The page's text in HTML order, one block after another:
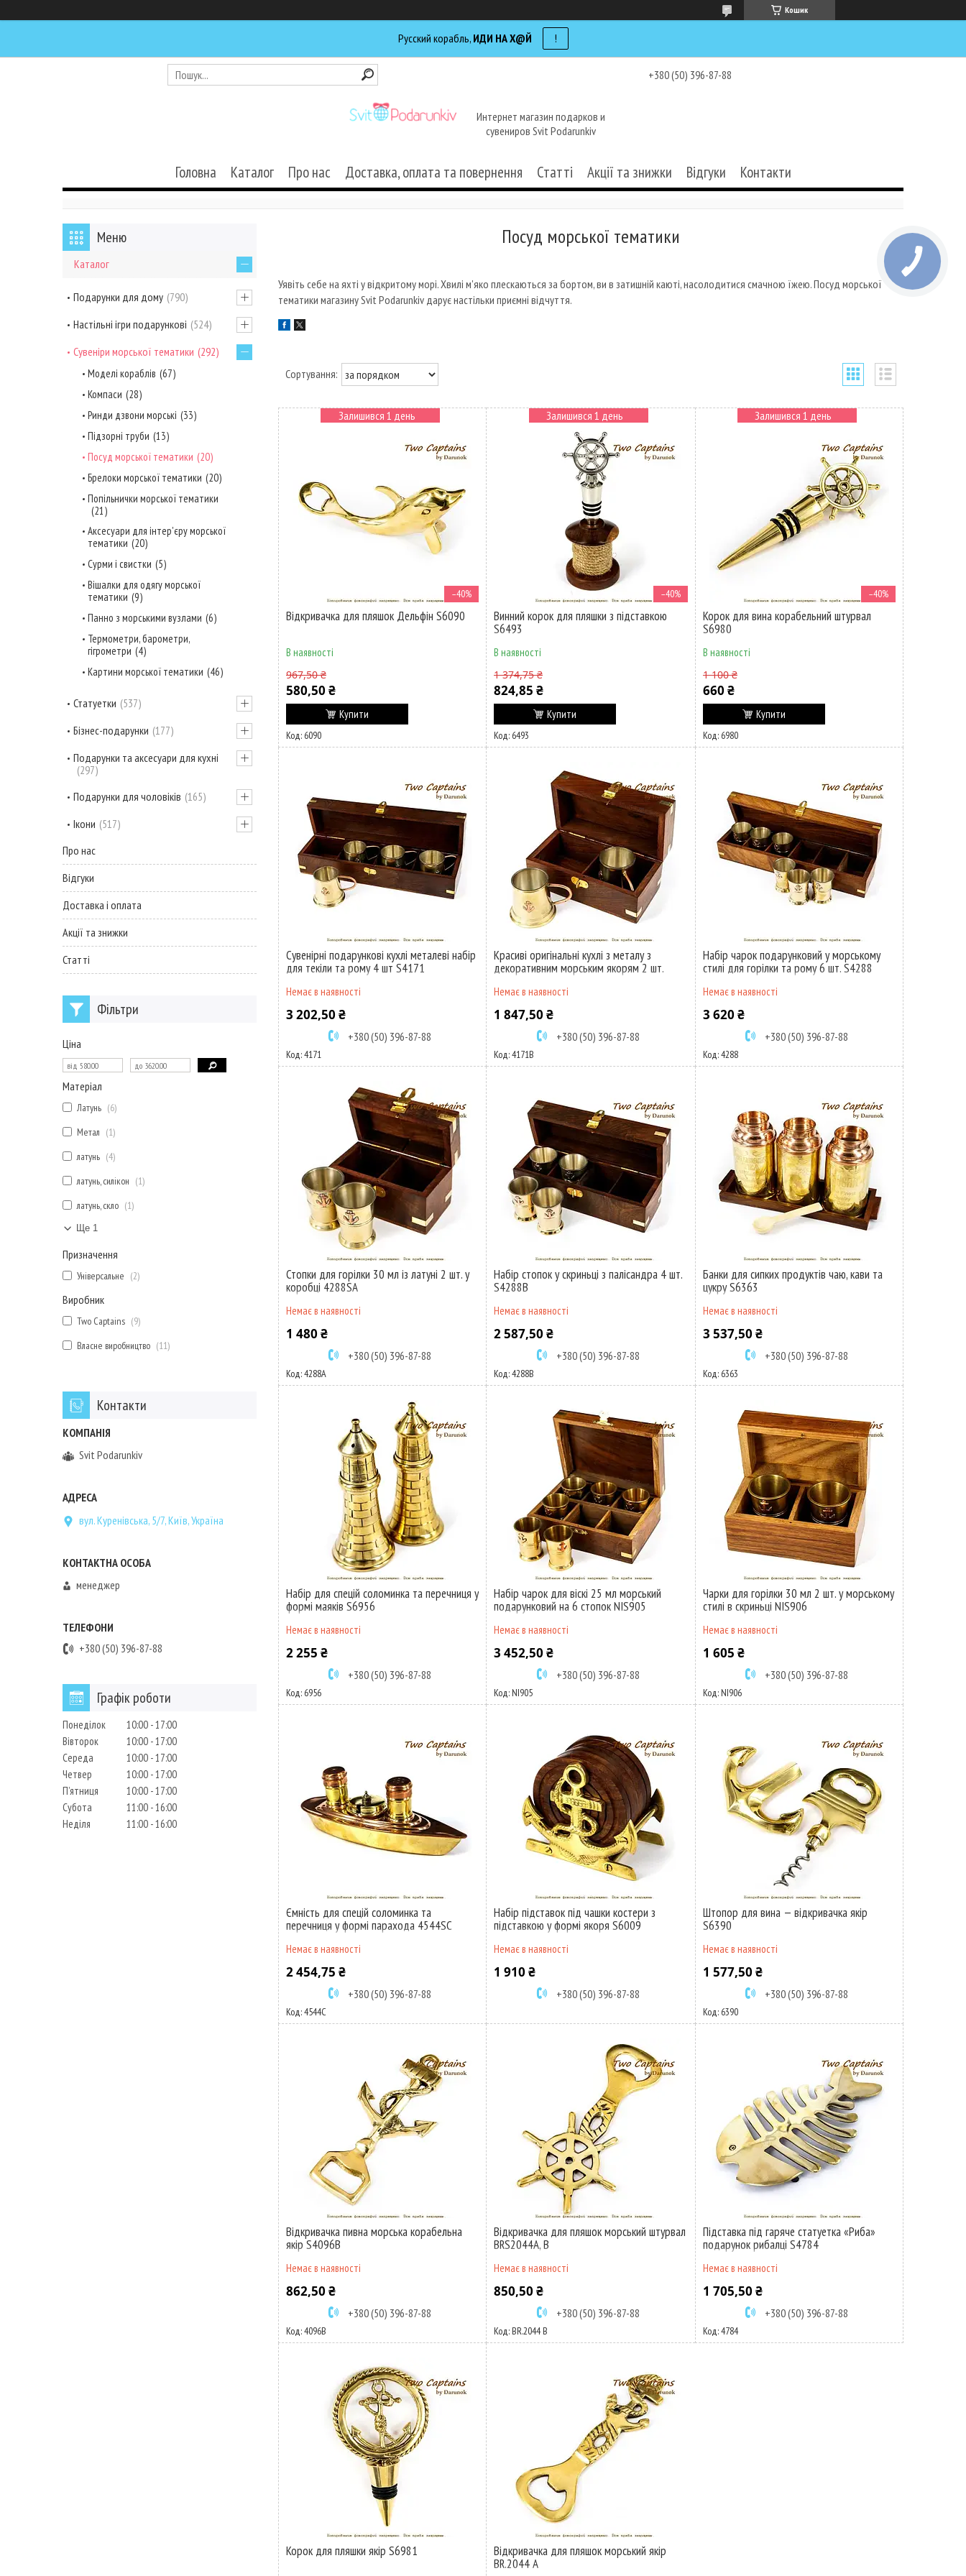
Кошик
Русский корабль, ИДИ НА Х@Й !
+380 (50) 396-87-88
Интернет магазин подарков и
сувениров Svit Podarunkiv
Головна Каталог Про нас Доставка, оплата та повернення Статті Акції та знижки Відгуки Контакти
Посуд морської тематики
Уявіть себе на яхті у відкритому морі. Хвилі м'яко плескаються за бортом, ви в затишній каюті, насолодитися смачною їжею. Посуд морської
тематики магазину Svit Podarunkiv дарує настільки приємні відчуття.
–40%
Залишився 1 день
Відкривачка для пляшок Дельфін S6090
В наявності
967,50 ₴
580,50 ₴
Купити
6090
–40%
Залишився 1 день
Винний корок для пляшки з підставкою
S6493
В наявності
1 374,75 ₴
824,85 ₴
Купити
6493
–40%
Залишився 1 день
Корок для вина корабельний штурвал
S6980
В наявності
1 100 ₴
660 ₴
Купити
6980
Сувенірні подарункові кухлі металеві набір
для текіли та рому 4 шт S4171
Немає в наявності
3 202,50 ₴
+380 (50) 396-87-88
4171
Красиві оригінальні кухлі з металу з
декоративним морським якорям 2 шт.
4171SВ
Немає в наявності
1 847,50 ₴
+380 (50) 396-87-88
4171В
Набір чарок подарунковий у морському
стилі для горілки та рому 6 шт. S4288
Немає в наявності
3 620 ₴
+380 (50) 396-87-88
4288
Стопки для горілки 30 мл із латуні 2 шт. у
коробці 4288SA
Немає в наявності
1 480 ₴
+380 (50) 396-87-88
4288А
Набір стопок у скриньці з палісандра 4 шт.
S4288В
Немає в наявності
2 587,50 ₴
+380 (50) 396-87-88
4288В
Банки для сипких продуктів чаю, кави та
цукру S6363
Немає в наявності
3 537,50 ₴
+380 (50) 396-87-88
6363
Набір для спецій соломинка та перечниця у
формі маяків S6956
Немає в наявності
2 255 ₴
+380 (50) 396-87-88
6956
Набір чарок для віскі 25 мл морський
подарунковий на 6 стопок NIS905
Немає в наявності
3 452,50 ₴
+380 (50) 396-87-88
NI905
Чарки для горілки 30 мл 2 шт. у морському
стилі в скриньці NIS906
Немає в наявності
1 605 ₴
+380 (50) 396-87-88
NI906
Ємність для спецій соломинка та
перечниця у формі парахода 4544SC
Немає в наявності
2 454,75 ₴
+380 (50) 396-87-88
4544С
Набір підставок під чашки костери з
підставкою у формі якоря S6009
Немає в наявності
1 910 ₴
+380 (50) 396-87-88
Штопор для вина — відкривачка якір
S6390
Немає в наявності
1 577,50 ₴
+380 (50) 396-87-88
6390
Відкривачка пивна морська корабельна
якір S4096В
Немає в наявності
862,50 ₴
+380 (50) 396-87-88
4096В
Відкривачка для пляшок морський штурвал
BRS2044А, В
Немає в наявності
850,50 ₴
+380 (50) 396-87-88
BR.2044 В
Підставка під гаряче статуетка «Риба»
подарунок рибалці S4784
Немає в наявності
1 705,50 ₴
+380 (50) 396-87-88
4784
Корок для пляшки якір S6981
Відкривачка для пляшок морський якір
BR.2044 А
Каталог
Подарунки для дому 790
Настільні ігри подарункові 524
Сувеніри морської тематики 292
Моделі кораблів 67
Компаси 28
Ринди дзвони морські 33
Підзорні труби 13
Посуд морської тематики 20
Брелоки морської тематики 20
Попільнички морської тематики
21
Аксесуари для інтер'єру морської
тематики 20
Сурми і свистки 5
Вішалки для одягу морської
тематики 9
Панно з морськими вузлами 6
Термометри, барометри,
гігрометри 4
Картини морської тематики 46
Статуетки 537
Бізнес-подарунки 177
Подарунки та аксесуари для кухні
297
Подарунки для чоловіків 165
Ікони 517
Про нас
Відгуки
Доставка і оплата
Акції та знижки
Статті
Фільтри
Ціна
Матеріал
Латунь
6
Метал
1
латунь
4
латунь, силікон
1
латунь, скло
1
Ще 1
Призначення
Універсальне 2
Виробник
Two Captains
9
Власне виробництво
11
Контакти
Svit Podarunkiv
вул. Куренівська, 5/7, Київ, Україна
менеджер
+380 (50) 396-87-88
Графік роботи
Понеділок 10:00 17:00
Вівторок
10:00 17:00
Середа
10:00 17:00
Четвер
10:00 17:00
Пʼятниця
10:00 17:00
Субота
11:00 16:00
Неділя
11:00 16:00